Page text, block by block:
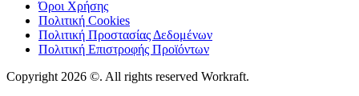
Όροι Χρήσης
Πολιτική Cookies
Πολιτική Προστασίας Δεδομένων
Πολιτική Επιστροφής Προϊόντων
Copyright 2026 ©. All rights reserved Workraft.